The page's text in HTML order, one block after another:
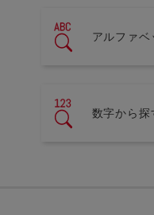
アルファベ
数字から探